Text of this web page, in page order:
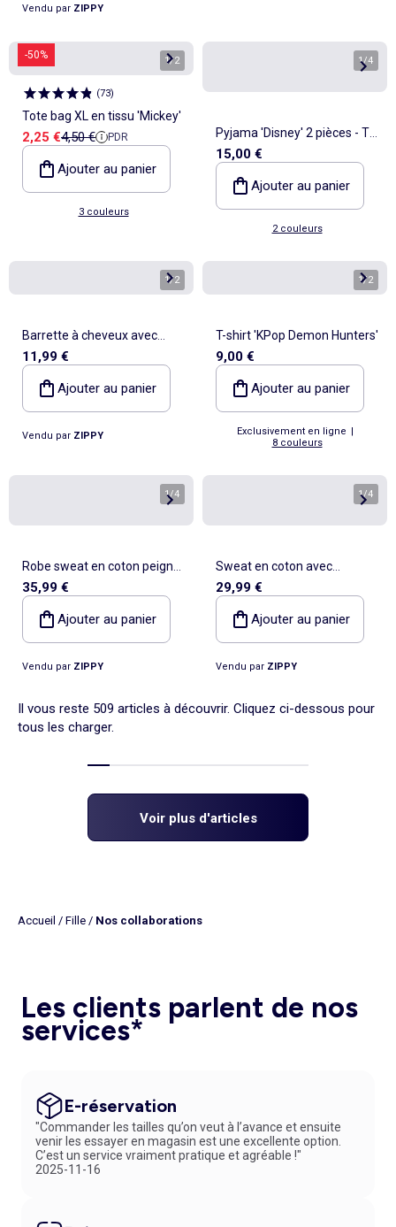
Vendu par ZIPPY
-50% 1/2
(73)
Tote bag XL en tissu 'Mickey'
Prix de vente
2,25 €Prix de référence
4,50 € PDR
Ajouter au panier
3 couleurs
1/4
Pyjama 'Disney' 2 pièces - T-
shirt à manches longues +
pantalon
15,00 €
Ajouter au panier
2 couleurs
1/2
Barrette à cheveux avec
nœud et motif Minnie
11,99 €
Ajouter au panier
Vendu par ZIPPY
1/2
T-shirt 'KPop Demon Hunters'
9,00 €
Ajouter au panier
Exclusivement en ligne |
8 couleurs
1/4
Robe sweat en coton peigné
à capuche et imprimé Stitch
35,99 €
Ajouter au panier
Vendu par ZIPPY
1/4
Sweat en coton avec
imprimé Kuromi & Friends
29,99 €
Ajouter au panier
Vendu par ZIPPY
Il vous reste 509 articles à découvrir. Cliquez ci-dessous pour
tous les charger.
Voir plus d'articles
Accueil / Fille / Nos collaborations
Les clients parlent de nos
services*
E-réservation
"Commander les tailles qu’on veut à l’avance et ensuite
venir les essayer en magasin est une excellente option.
C’est un service vraiment pratique et agréable !"
2025-11-16